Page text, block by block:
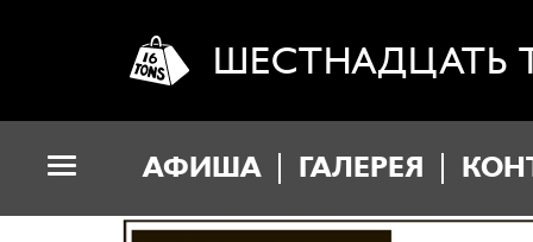
ШЕСТНАДЦАТЬ
АФИША ГАЛЕРЕЯ